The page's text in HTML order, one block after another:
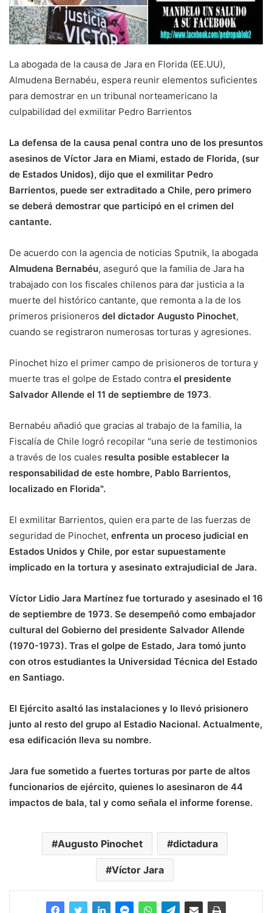
La abogada de la causa de Jara en Florida (EE.UU),
Almudena Bernabéu, espera reunir elementos suficientes
para demostrar en un tribunal norteamericano la
culpabilidad del exmilitar Pedro Barrientos
La defensa de la causa penal contra uno de los presuntos
asesinos de Víctor Jara en Miami, estado de Florida, (sur
de Estados Unidos), dijo que el exmilitar Pedro
Barrientos, puede ser extraditado a Chile, pero primero
se deberá demostrar que participó en el crimen del
cantante.
De acuerdo con la agencia de noticias Sputnik, la abogada
Almudena Bernabéu, aseguró que la familia de Jara ha
trabajado con los fiscales chilenos para dar justicia a la
muerte del histórico cantante, que remonta a la de los
primeros prisioneros del dictador Augusto Pinochet,
cuando se registraron numerosas torturas y agresiones.
Pinochet hizo el primer campo de prisioneros de tortura y
muerte tras el golpe de Estado contra el presidente
Salvador Allende el 11 de septiembre de 1973.
Bernabéu añadió que gracias al trabajo de la familia, la
Fiscalía de Chile logró recopilar "una serie de testimonios
a través de los cuales resulta posible establecer la
responsabilidad de este hombre, Pablo Barrientos,
localizado en Florida".
El exmilitar Barrientos, quien era parte de las fuerzas de
seguridad de Pinochet, enfrenta un proceso judicial en
Estados Unidos y Chile, por estar supuestamente
implicado en la tortura y asesinato extrajudicial de Jara.
Víctor Lidio Jara Martínez fue torturado y asesinado el 16
de septiembre de 1973. Se desempeñó como embajador
cultural del Gobierno del presidente Salvador Allende
(1970-1973). Tras el golpe de Estado, Jara tomó junto
con otros estudiantes la Universidad Técnica del Estado
en Santiago.
El Ejército asaltó las instalaciones y lo llevó prisionero
junto al resto del grupo al Estadio Nacional. Actualmente,
esa edificación lleva su nombre.
Jara fue sometido a fuertes torturas por parte de altos
funcionarios de ejército, quienes lo asesinaron de 44
impactos de bala, tal y como señala el informe forense.
Augusto Pinochet dictadura
Víctor Jara